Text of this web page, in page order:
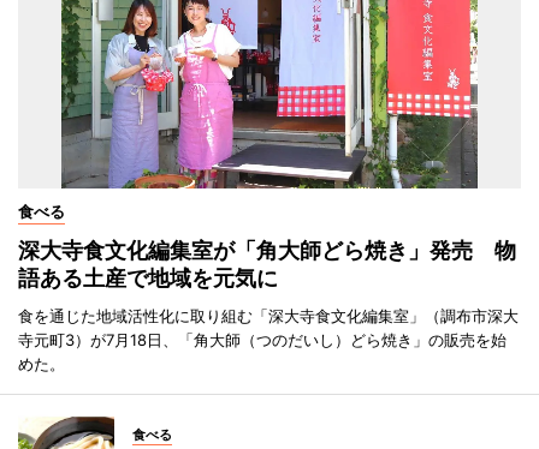
食べる
深大寺食文化編集室が「角大師どら焼き」発売 物
語ある土産で地域を元気に
食を通じた地域活性化に取り組む「深大寺食文化編集室」（調布市深大
寺元町3）が7月18日、「角大師（つのだいし）どら焼き」の販売を始
めた。
食べる